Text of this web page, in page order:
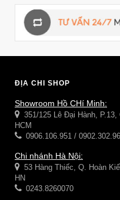
ĐỊA CHỈ SHOP
Showroom Hồ CHí Minh:
351/125 Lê Đại Hành, P.13,
HCM
0906.106.951 /
Chi nhánh Hà Nội:
53 Hàng Thiếc, Q. Hoàn
HN
0243.8260070